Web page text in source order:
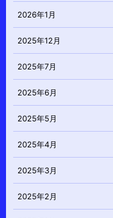
2026年1月
2025年12月
2025年7月
2025年6月
2025年5月
2025年4月
2025年3月
2025年2月